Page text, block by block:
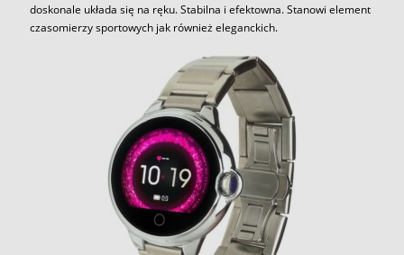
doskonale układa się na ręku. Stabilna i efektowna. Stanowi element
czasomierzy sportowych jak również eleganckich.